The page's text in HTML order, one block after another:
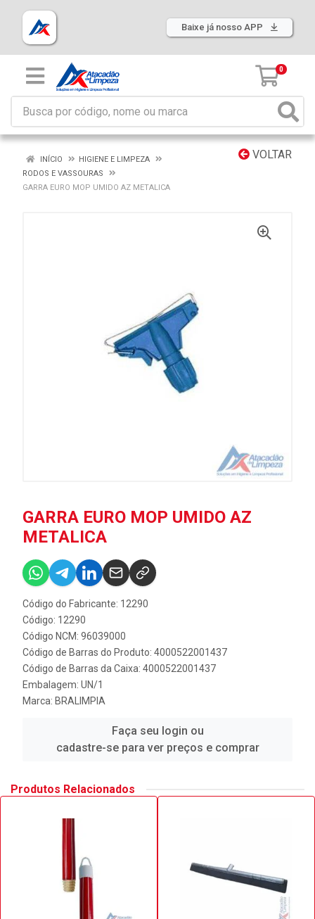
Baixe já nosso APP
0
VOLTAR
INÍCIO
HIGIENE E LIMPEZA
RODOS E VASSOURAS
GARRA EURO MOP UMIDO AZ METALICA
GARRA EURO MOP UMIDO AZ
METALICA
Código do Fabricante: 12290
Código: 12290
Código NCM: 96039000
Código de Barras do Produto: 4000522001437
Código de Barras da Caixa: 4000522001437
Embalagem: UN/1
Marca: BRALIMPIA
Faça seu login ou
cadastre-se para ver preços e comprar
Produtos Relacionados